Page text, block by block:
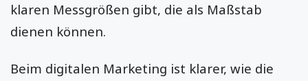
klaren Messgrößen gibt, die als Maßstab
dienen können.
Beim digitalen Marketing ist klarer, wie die